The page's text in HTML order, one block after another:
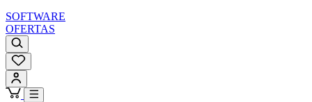
SOFTWARE
OFERTAS